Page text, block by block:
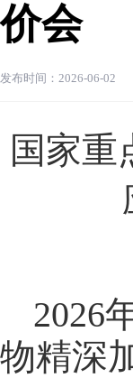
价会
发布时间：2026-06-02
国家重
2026
物精深